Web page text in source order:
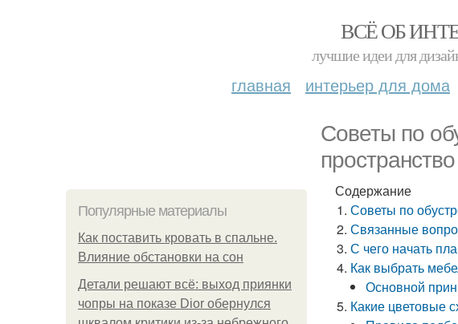
ВСЁ ОБ
лучшие идеи для
главная интерьер для дома
Советы по
Популярные материалы
Как поставить кровать в спальне.
Влияние обстановки на сон
Детали решают всё: выход приянки
чопры на показе Dior обернулся
Содержание
Советы по
Связанные
С чего начать
Как выбрать
Основной
Какие цветовые